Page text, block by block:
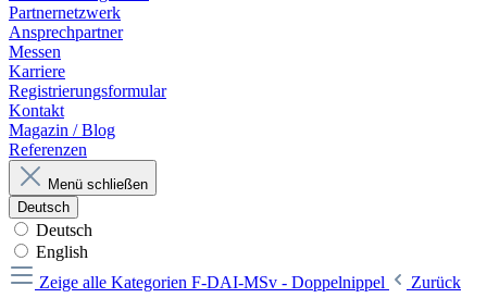
Partnernetzwerk
Ansprechpartner
Messen
Karriere
Registrierungsformular
Kontakt
Magazin / Blog
Referenzen
Menü schließen
Deutsch
Deutsch
English
Zeige alle Kategorien F-DAI-MSv - Doppelnippel
Zurück